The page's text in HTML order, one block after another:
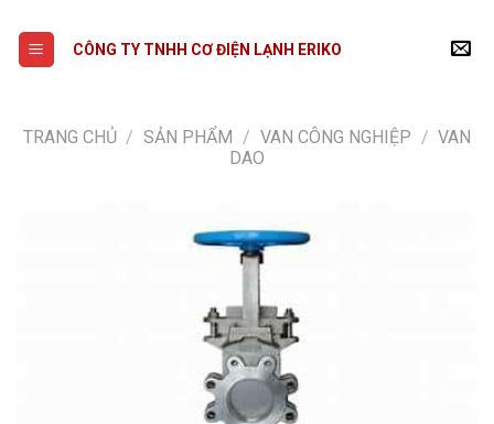
content
CÔNG TY TNHH CƠ ĐIỆN LẠNH ERIKO
TRANG CHỦ / SẢN PHẨM / VAN CÔNG NGHIỆP / VAN
DAO